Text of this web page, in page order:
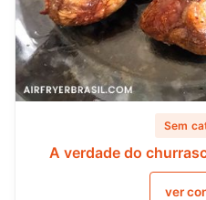
Sem
A verdade do
ver